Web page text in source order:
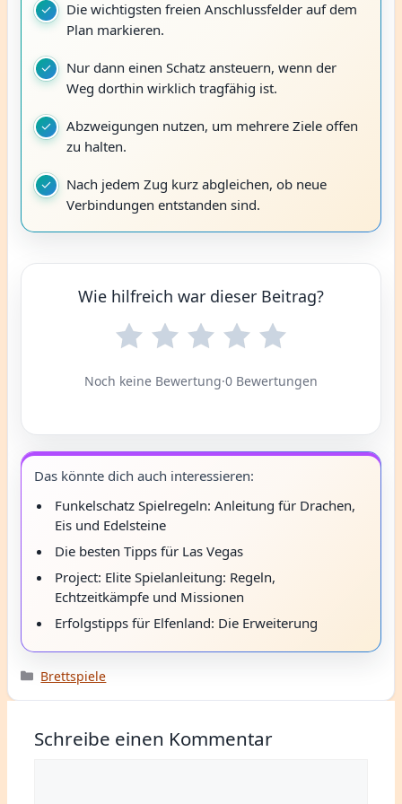
Die wichtigsten freien Anschlussfelder auf dem
Plan markieren.
Nur dann einen Schatz ansteuern, wenn der
Weg dorthin wirklich tragfähig ist.
Abzweigungen nutzen, um mehrere Ziele offen
zu halten.
Nach jedem Zug kurz abgleichen, ob neue
Verbindungen entstanden sind.
Wie hilfreich war dieser Beitrag?
Noch keine Bewertung·0 Bewertungen
Das könnte dich auch interessieren:
Funkelschatz Spielregeln: Anleitung für Drachen,
Eis und Edelsteine
Die besten Tipps für Las Vegas
Project: Elite Spielanleitung: Regeln,
Echtzeitkämpfe und Missionen
Erfolgstipps für Elfenland: Die Erweiterung
Kategorien
Brettspiele
Schreibe einen Kommentar